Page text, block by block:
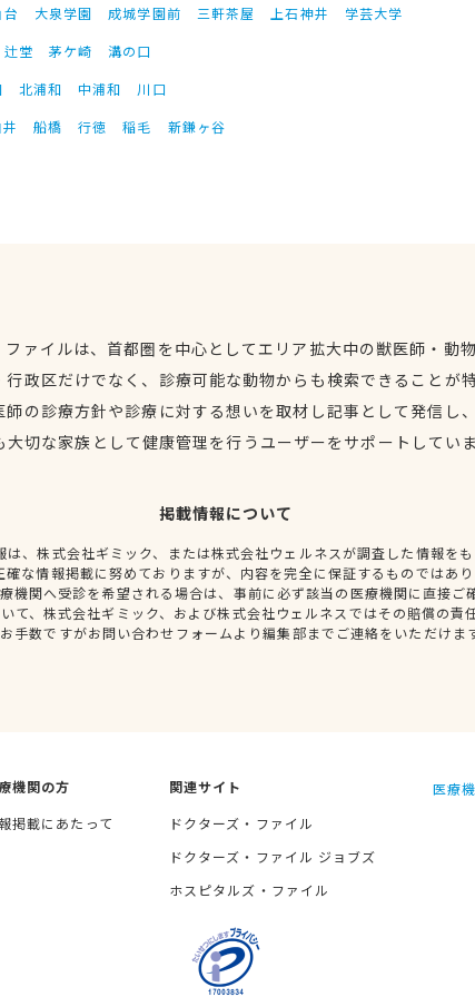
大泉学園 成城学園前 三軒茶屋 上石神井
学芸大学
辻堂 茅ケ崎
溝の口
北浦和 中浦和
川口
船橋 行徳 稲毛 新鎌ヶ谷
ファイルは、首都圏を中心としてエリア拡大中の獣医師・動
行政区だけでなく、診療可能な動物からも検索できることが
師の診療方針や診療に対する想いを取材し記事として発信し
大切な家族として健康管理を行うユーザーをサポートしてい
掲載情報について
は、株式会社ギミック、または株式会社ウェルネスが調査した情報を
確な情報掲載に努めておりますが、内容を完全に保証するものではあ
機関へ受診を希望される場合は、事前に必ず該当の医療機関に直接ご
て、株式会社ギミック、および株式会社ウェルネスではその賠償の責
手数ですがお問い合わせフォームより編集部までご連絡をいただけま
機関の方
掲載にあたって
関連サイト
ドクターズ・ファイル
ドクターズ・ファイル ジョブズ
ホスピタルズ・ファイル
医療